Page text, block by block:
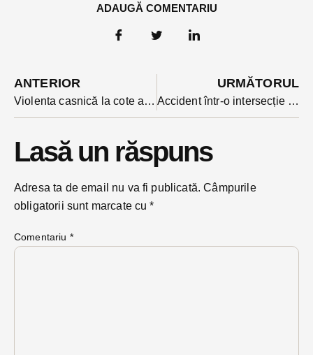
ADAUGĂ COMENTARIU
ANTERIOR
Violenta casnică la cote alarmante în timpul izolării. Județul n-a făcut excepție
URMĂTORUL
Accident într-o intersecție cu probleme: neacordarea priorității, veșnica poveste
Lasă un răspuns
Adresa ta de email nu va fi publicată. Câmpurile
obligatorii sunt marcate cu*
Comentariu *